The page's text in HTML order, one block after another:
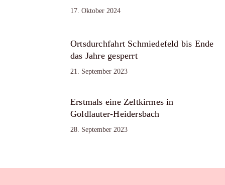
17. Oktober 2024
Ortsdurchfahrt Schmiedefeld bis Ende
das Jahre gesperrt
21. September 2023
Erstmals eine Zeltkirmes in
Goldlauter-Heidersbach
28. September 2023